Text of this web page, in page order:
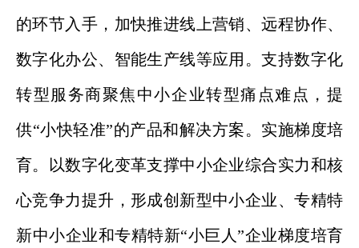
的环节入手，加快推进线上营销、远程协作、
数字化办公、智能生产线等应用。支持数字化
转型服务商聚焦中小企业转型痛点难点，提
供“小快轻准”的产品和解决方案。实施梯度培
育。以数字化变革支撑中小企业综合实力和核
心竞争力提升，形成创新型中小企业、专精特
新中小企业和专精特新“小巨人”企业梯度培育